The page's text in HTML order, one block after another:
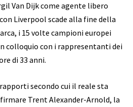
Van Dijk come agente libero
Liverpool scade alla fine della
i 15 volte campioni europei
colloquio con i rappresentanti dei
di 33 anni.
secondo cui il reale sta
Trent Alexander-Arnold, la